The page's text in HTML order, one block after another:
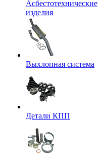
Асбестотехнические
изделия
Выхлопная система
Детали КПП